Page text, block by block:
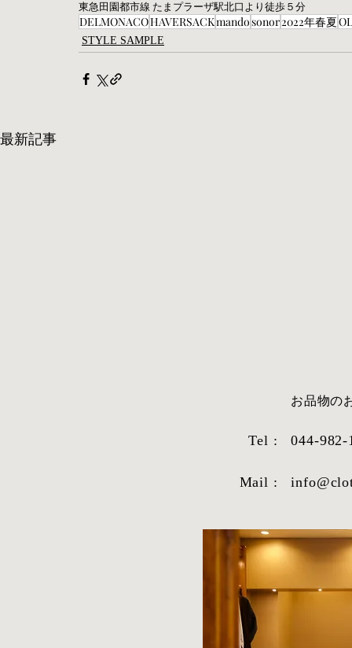
東急田園都市線 たまプラーザ駅北口より徒歩５分
DELMONACOHAVERSACKmandosonor2022年春夏
STYLE SAMPLE
最新記事
お品物の
Tel : 044-982-
Mail :